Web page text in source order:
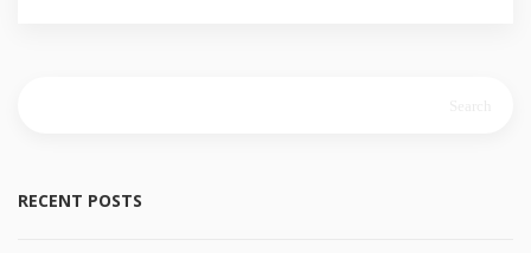
RECENT POSTS